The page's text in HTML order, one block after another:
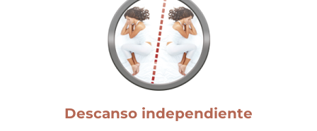
Descanso independiente